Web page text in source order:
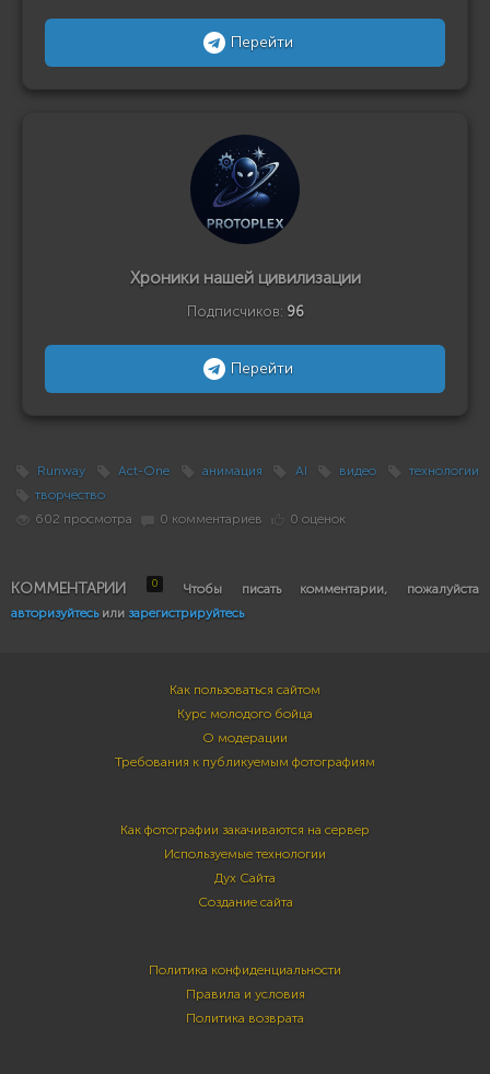
Перейти
Хроники нашей цивилизации
Подписчиков: 96
Перейти
Runway Act-One анимация AI видео
технологии
творчество
602 просмотра
0 комментариев 0 оценок
КОММЕНТАРИИ 0
Чтобы писать комментарии, пожалуйста
авторизуйтесьили зарегистрируйтесь
Как пользоваться сайтом
Курс молодого бойца
О модерации
Требования к публикуемым фотографиям
Как фотографии закачиваются на сервер
Используемые технологии
Дух Сайта
Создание сайта
Политика конфиденциальности
Правила и условия
Политика возврата